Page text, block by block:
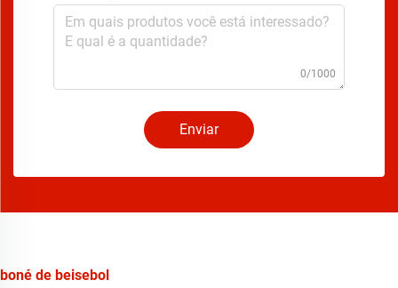
0/1000
Enviar
boné de beisebol